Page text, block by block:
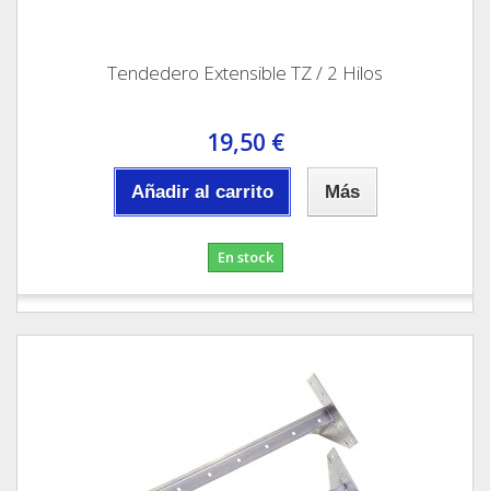
Tendedero Extensible TZ / 2 Hilos
19,50 €
Añadir al carrito Más
En stock